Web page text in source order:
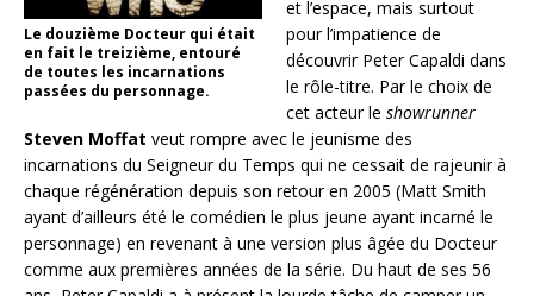
Le douzième Docteur qui était
en fait le treizième, entouré
de toutes les incarnations
passées du personnage.
et l’espace, mais surtout
pour l’impatience de
découvrir Peter Capaldi dans
le rôle-titre. Par le choix de
cet acteur le showrunner
Steven Moffat veut rompre avec le jeunisme des
incarnations du Seigneur du Temps qui ne cessait de rajeunir à
chaque régénération depuis son retour en 2005 (Matt Smith
ayant d’ailleurs été le comédien le plus jeune ayant incarné le
personnage) en revenant à une version plus âgée du Docteur
comme aux premières années de la série. Du haut de ses 56